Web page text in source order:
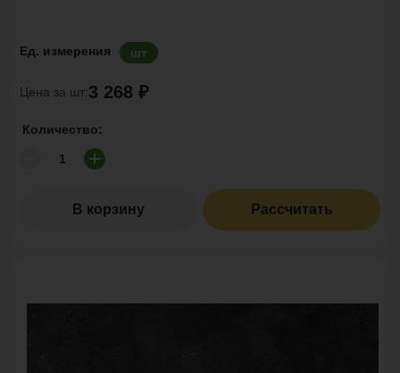
Ед. измерения шт
Цена за шт:3 268 ₽
Количество:
В корзину Рассчитать